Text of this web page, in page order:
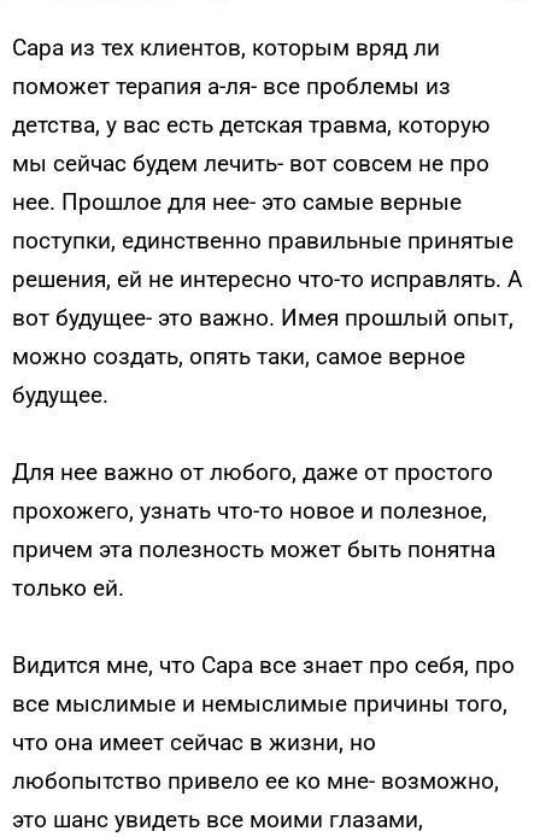
Сара из тех клиентов, которым вряд ли
поможет терапия а-ля- все проблемы из
детства, у вас есть детская травма, которую
мы сейчас будем лечить- вот совсем не про
нее. Прошлое для нее- это самые верные
поступки, единственно правильные принятые
решения, ей не интересно что-то исправлять. А
вот будущее- это важно. Имея прошлый опыт,
можно создать, опять таки, самое верное
будущее.
Для нее важно от любого, даже от простого
прохожего, узнать что-то новое и полезное,
причем эта полезность может быть понятна
только ей.
Видится мне, что Сара все знает про себя, про
все мыслимые и немыслимые причины того,
что она имеет сейчас в жизни, но
любопытство привело ее ко мне- возможно,
это шанс увидеть все моими глазами,